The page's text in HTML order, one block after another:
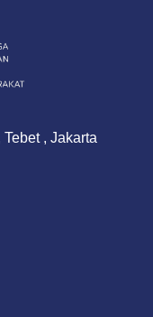
, Jakarta